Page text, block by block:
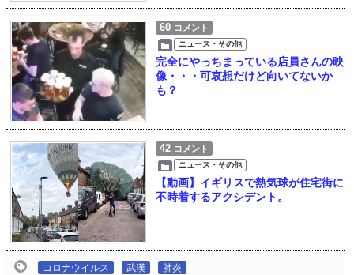
60 コメント
ニュース・その他
完全にやっちまっている店員さんの映
像・・・可哀想だけど向いてないか
も？
42 コメント
ニュース・その他
【動画】イギリスで熱気球が住宅街に
不時着するアクシデント。
コロナウイルス 武漢 肺炎